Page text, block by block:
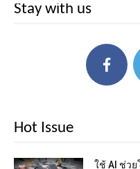
Stay with us
Hot Issue
ใช้ AI ช่วย